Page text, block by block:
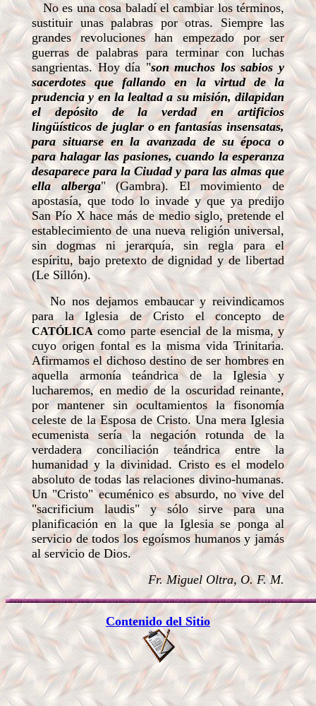
No es una cosa baladí el cambiar los términos,
sustituir unas palabras por otras. Siempre las
grandes revoluciones han empezado por ser
guerras de palabras para terminar con luchas
sangrientas. Hoy día "son muchos los sabios y
sacerdotes que fallando en la virtud de la
prudencia y en la lealtad a su misión, dilapidan
el depósito de la verdad en artificios
lingüísticos de juglar o en fantasías insensatas,
para situarse en la avanzada de su época o
para halagar las pasiones, cuando la esperanza
desaparece para la Ciudad y para las almas que
ella alberga" (Gambra). El movimiento de
apostasía, que todo lo invade y que ya predijo
San Pío X hace más de medio siglo, pretende el
establecimiento de una nueva religión universal,
sin dogmas ni jerarquía, sin regla para el
espíritu, bajo pretexto de dignidad y de libertad
(Le Sillón).
No nos dejamos embaucar y reivindicamos
para la Iglesia de Cristo el concepto de
CATÓLICA como parte esencial de la misma, y
cuyo origen fontal es la misma vida Trinitaria.
Afirmamos el dichoso destino de ser hombres en
aquella armonía teándrica de la Iglesia y
lucharemos, en medio de la oscuridad reinante,
por mantener sin ocultamientos la fisonomía
celeste de la Esposa de Cristo. Una mera Iglesia
ecumenista sería la negación rotunda de la
verdadera conciliación teándrica entre la
humanidad y la divinidad. Cristo es el modelo
absoluto de todas las relaciones divino-humanas.
Un "Cristo" ecuménico es absurdo, no vive del
"sacrificium laudis" y sólo sirve para una
planificación en la que la Iglesia se ponga al
servicio de todos los egoísmos humanos y jamás
al servicio de Dios.
Fr. Miguel Oltra, O. F. M.
Contenido del Sitio